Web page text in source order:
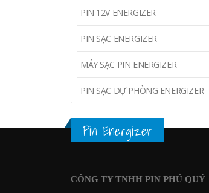
PIN 12V ENERGIZER
PIN SẠC ENERGIZER
MÁY SẠC PIN ENERGIZER
PIN SẠC DỰ PHÒNG ENERGIZER
Pin Energizer
CÔNG TY TNHH PIN PHÚ QUÝ